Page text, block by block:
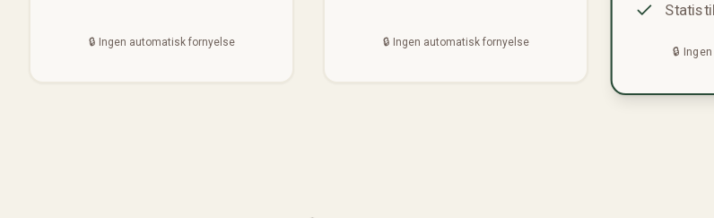
🔒 Ingen automatisk fornyelse 🔒 Ingen automatisk fornyelse
🔒